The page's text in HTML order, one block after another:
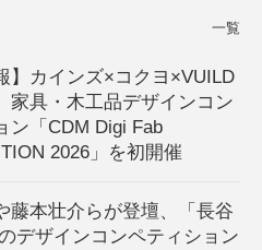
一覧
】カインズ×コクヨ×VUILD
家具・木工品デザインコン
ン「CDM Digi Fab
2026」を初開催
藤本壮介らが登壇、「長谷
デザインコンペティション